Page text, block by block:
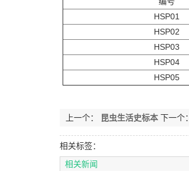
HSP01
HSP02
HSP03
HSP04
HSP05
上一个： 昆虫生活史标本 下一个：
相关标签：
相关新闻